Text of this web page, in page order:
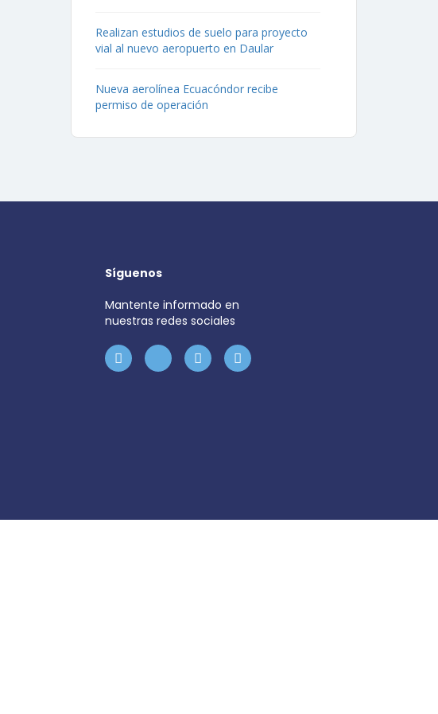
Realizan estudios de suelo para proyecto
vial al nuevo aeropuerto en Daular
Nueva aerolínea Ecuacóndor recibe
permiso de operación
Síguenos
Mantente informado en
nuestras redes sociales